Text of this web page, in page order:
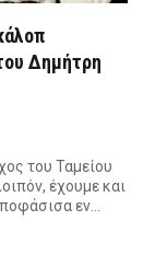
Δημήτρη
του Ταμείου
έχουμε και
εν…